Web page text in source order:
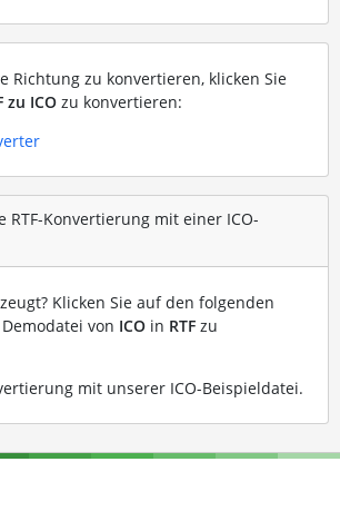
Richtung zu konvertieren, klicken Sie
zu ICOzu konvertieren:
RTF-Konvertierung mit einer ICO-
Klicken Sie auf den folgenden
von ICOin RTFzu
mit unserer ICO-Beispieldatei.